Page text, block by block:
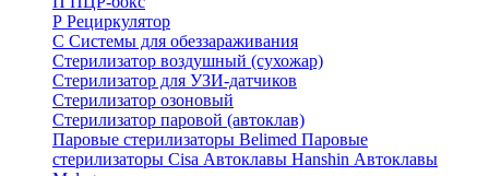
Р Рециркулятор
С Системы для обеззараживания
Стерилизатор воздушный (сухожар)
Стерилизатор для УЗИ-датчиков
Стерилизатор озоновый
Стерилизатор паровой (автоклав)
Паровые стерилизаторы Belimed Паровые
стерилизаторы Cisa Автоклавы Hanshin Автоклавы